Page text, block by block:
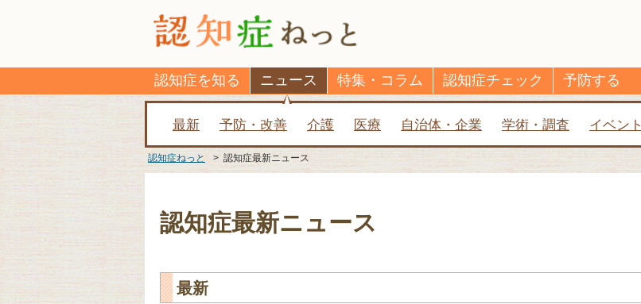
認知症を知る ニュース
最新 予防・改善 介護 医療 自治体・企業 学術・調査 イベント
特集・コラム 認知症チェック 予防する
認知症ねっと > 認知症最新ニュース
認知症最新ニュース
最新